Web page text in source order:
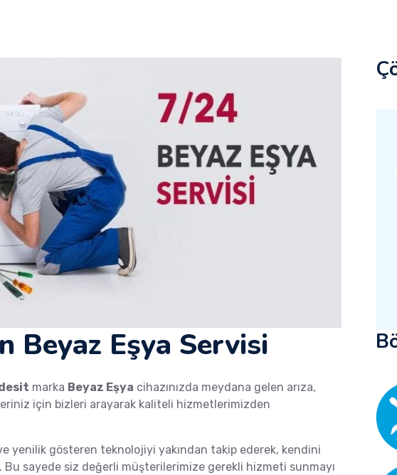
Beyaz Eşya Servisi
marka Beyaz Eşya cihazınızda meydana gelen arıza,
için bizleri arayarak kaliteli hizmetlerimizden
yenilik gösteren teknolojiyi yakından takip ederek, kendini
Bu sayede siz değerli müşterilerimize gerekli hizmeti sunmayı